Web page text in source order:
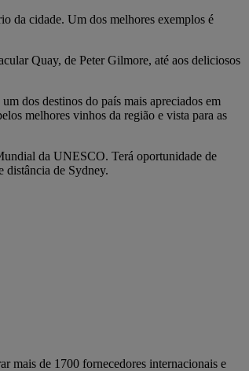
da cidade. Um dos melhores exemplos é
Quay, de Peter Gilmore, até aos deliciosos
dos destinos do país mais apreciados em
melhores vinhos da região e vista para as
da UNESCO. Terá oportunidade de
distância de Sydney.
mais de 1700 fornecedores internacionais e